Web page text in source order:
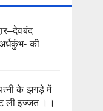
की
के झगड़े में
ली इज्जत ।।